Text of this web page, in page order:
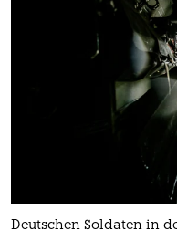
Deutschen Soldaten in